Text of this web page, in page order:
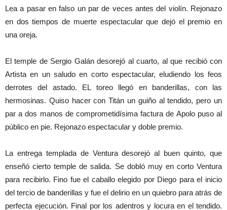
Lea a pasar en falso un par de veces antes del violín. Rejonazo
en dos tiempos de muerte espectacular que dejó el premio en
una oreja.
El temple de Sergio Galán desorejó al cuarto, al que recibió con
Artista en un saludo en corto espectacular, eludiendo los feos
derrotes del astado. EL toreo llegó en banderillas, con las
hermosinas. Quiso hacer con Titán un guiño al tendido, pero un
par a dos manos de comprometidísima factura de Apolo puso al
público en pie. Rejonazo espectacular y doble premio.
La entrega templada de Ventura desorejó al buen quinto, que
enseñó cierto temple de salida. Se dobló muy en corto Ventura
para recibirlo. Fino fue el caballo elegido por Diego para el inicio
del tercio de banderillas y fue el delirio en un quiebro para atrás de
perfecta ejecución. Final por los adentros y locura en el tendido.